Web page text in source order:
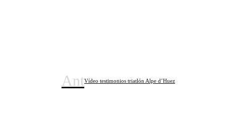
AntVídeo testimonios triatlón Alpe d’Huez